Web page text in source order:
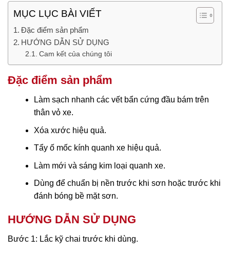
MỤC LỤC BÀI VIẾT
Đặc điểm sản phẩm
HƯỚNG DẪN SỬ DỤNG
Cam kết của chúng tôi
Đặc điểm sản phẩm
Làm sạch nhanh các vết bẩn cứng đầu bám trên
thân vỏ xe.
Xóa xước hiệu quả.
Tẩy ố mốc kính quanh xe hiệu quả.
Làm mới và sáng kim loại quanh xe.
Dùng để chuẩn bị nền trước khi sơn hoặc trước khi
đánh bóng bề mặt sơn.
HƯỚNG DẪN SỬ DỤNG
Bước 1: Lắc kỹ chai trước khi dùng.